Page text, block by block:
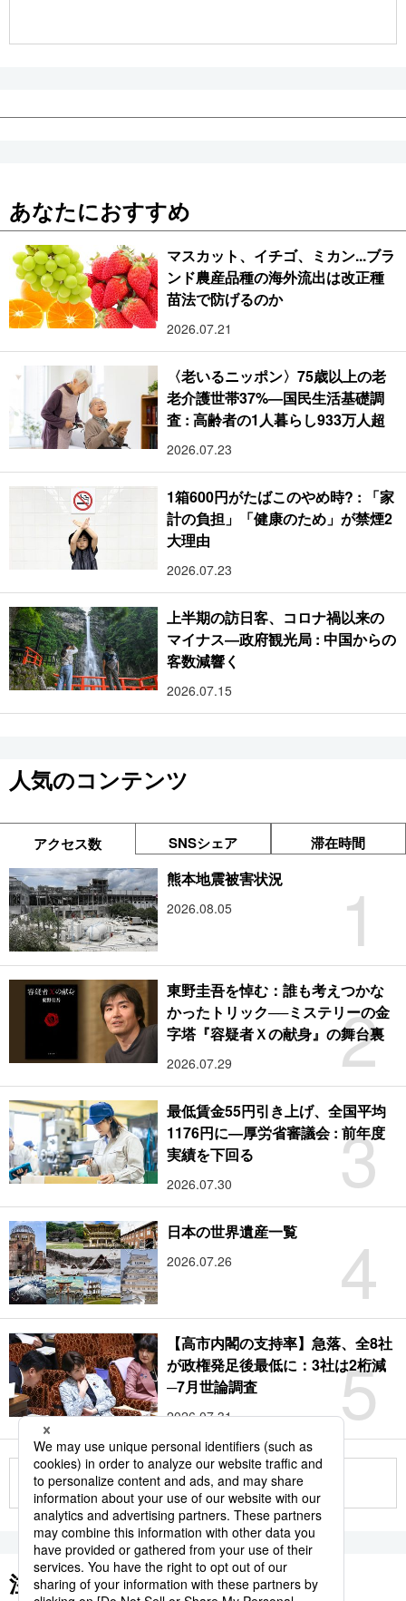
あなたにおすすめ
マスカット、イチゴ、ミカン...ブラ
ンド農産品種の海外流出は改正種
苗法で防げるのか
2026.07.21
〈老いるニッポン〉75歳以上の老
老介護世帯37%―国民生活基礎調
査 : 高齢者の1人暮らし933万人超
2026.07.23
1箱600円がたばこのやめ時? : 「家
計の負担」「健康のため」が禁煙2
大理由
2026.07.23
上半期の訪日客、コロナ禍以来の
マイナス―政府観光局 : 中国からの
客数減響く
2026.07.15
人気のコンテンツ
アクセス数 SNSシェア 滞在時間
1
熊本地震被害状況
2026.08.05
2
東野圭吾を悼む：誰も考えつかな
かったトリック──ミステリーの金
字塔『容疑者Ｘの献身』の舞台裏
2026.07.29
3
最低賃金55円引き上げ、全国平均
1176円に―厚労省審議会 : 前年度
実績を下回る
2026.07.30
4
日本の世界遺産一覧
2026.07.26
5
【高市内閣の支持率】急落、全8社
が政権発足後最低に：3社は2桁減
─7月世論調査
2026.07.31
もっと見る
注目のキーワード